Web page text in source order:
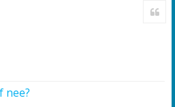
nee?